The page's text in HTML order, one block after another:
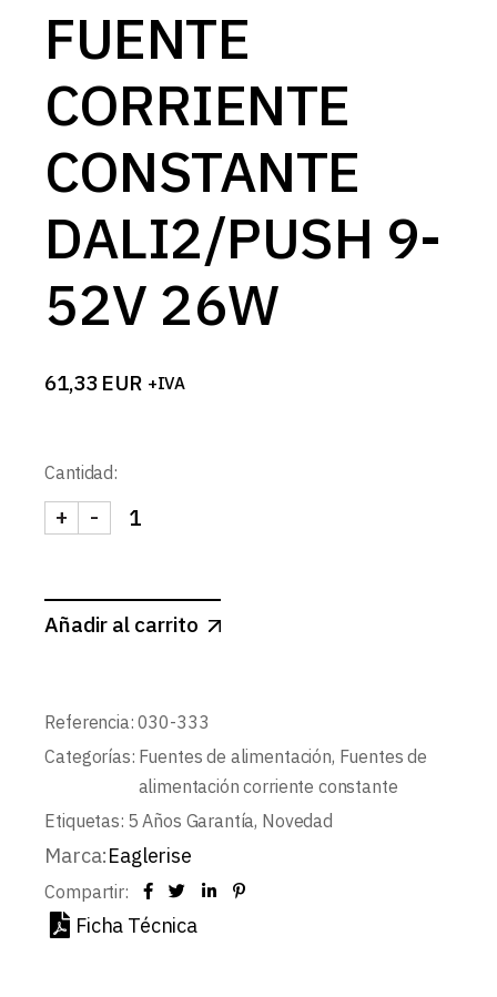
FUENTE
CORRIENTE
CONSTANTE
DALI2/PUSH 9-
52V 26W
61,33 EUR +IVA
Cantidad:
FUENTE CORRIENTE CONSTANTE DALI2/PUSH
-
+
Añadir al carrito
Referencia: 030-333
Categorías: Fuentes de alimentación, Fuentes de
alimentación corriente constante
Etiquetas: 5 Años Garantía, Novedad
Marca:Eaglerise
Compartir:
Ficha Técnica